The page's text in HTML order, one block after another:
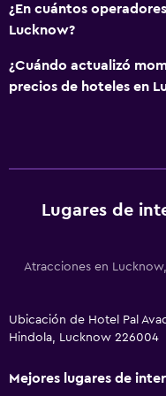
¿En cuántos
Lucknow?
¿Cuándo actualizó
precios de hoteles en
Lugares de
Atracciones en
Ubicación de Hotel Pal
Hindola, Lucknow 226004
Mejores lugares de